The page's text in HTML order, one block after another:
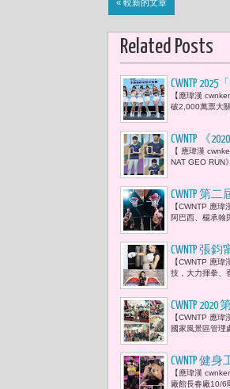
« 較新的文章
Related Posts
CWNTP
氛火力全
【應瑋漢
破2,000萬票大
CWNTP 《
跑友以及
【 應瑋漢
NAT GEO RUN
CWNTP 第
【CWNTP 應
阿巴西、楊承翰
CWNTP 張
【CWNTP 應
技，大力揮拳、
CWNTP
【CWNTP 應
國家風景區管理
CWNTP 健
月！」
【應瑋漢
廠館長春廠10/6